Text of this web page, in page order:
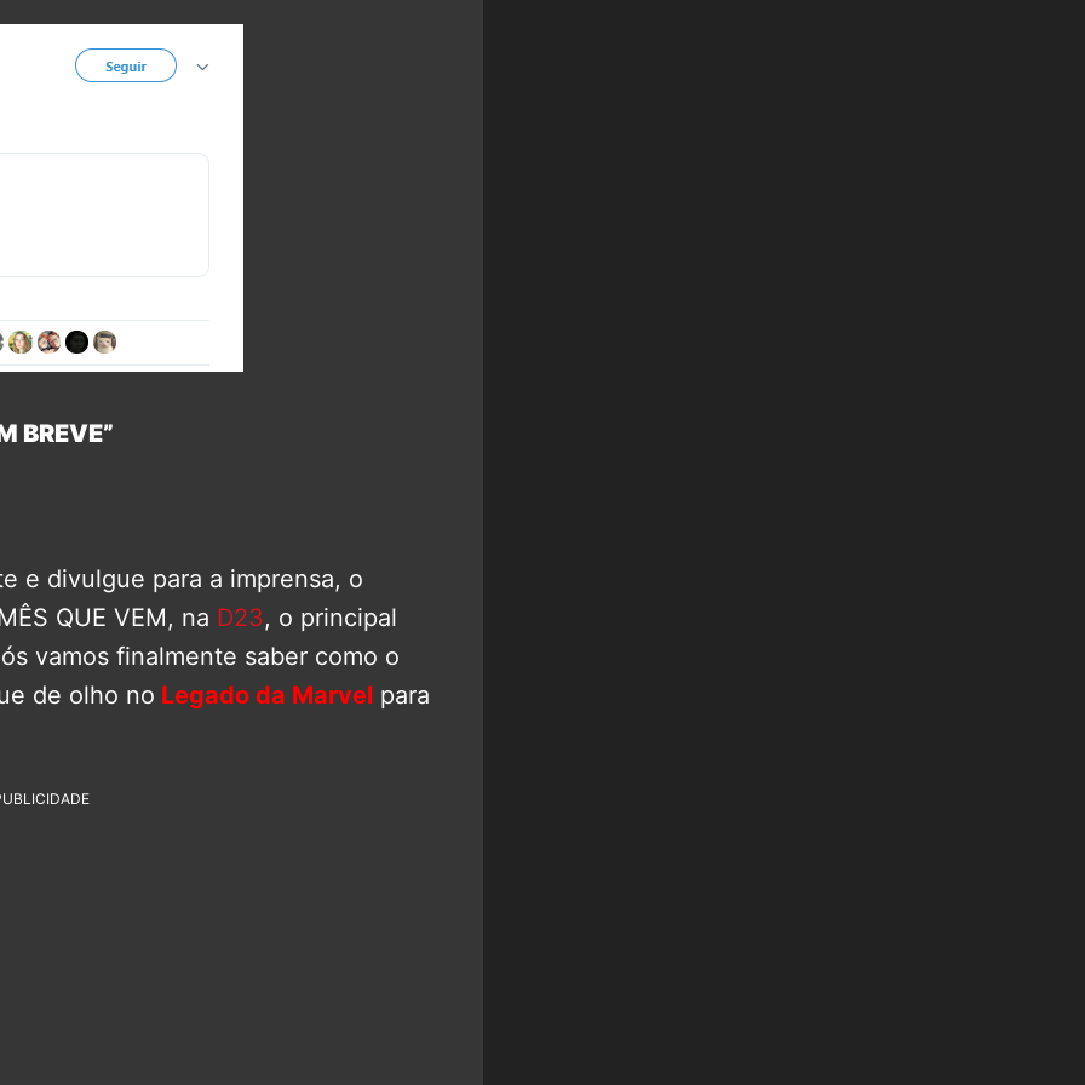
BREVE”
e divulgue para a imprensa, o
QUE VEM, na D23, o principal
vamos finalmente saber como o
de olho no Legado da Marvel para